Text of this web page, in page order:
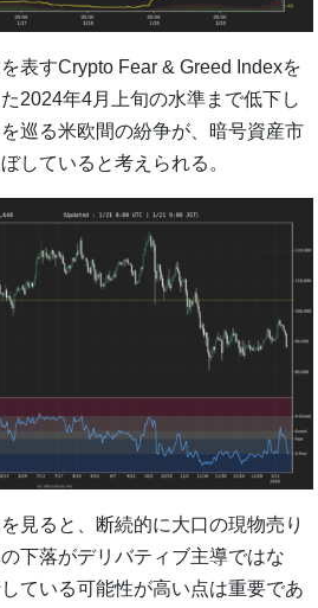
表すCrypto Fear & Greed Indexを
2024年4月上旬の水準まで低下し
巡る米欧間の紛争が、暗号資産市
していると考えられる。
見ると、断続的に大口の現物売り
下落がデリバティブ主導ではな
ている可能性が高い点は重要であ